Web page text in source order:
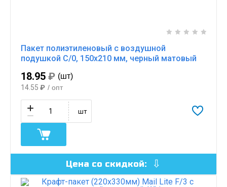
Пакет полиэтиленовый с воздушной
подушкой С/0, 150х210 мм, черный матовый
18.95 ₽ (шт)
14.55 ₽ / опт
шт
Цена со скидкой: